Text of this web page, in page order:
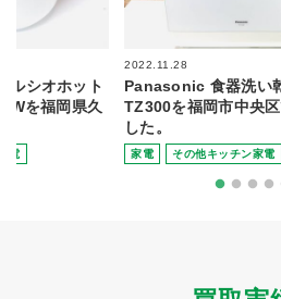
ルシオホット
Wを福岡県久
電
2022.11.28
Panasonic 食器洗い
TZ300を福岡市中央
した。
家電 その他キッチン家電